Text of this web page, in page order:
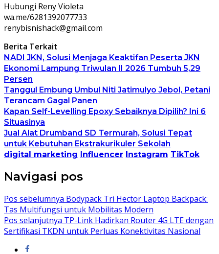
Hubungi Reny Violeta
wa.me/6281392077733
renybisnishack@gmail.com
Berita Terkait
NADI JKN, Solusi Menjaga Keaktifan Peserta JKN
Ekonomi Lampung Triwulan II 2026 Tumbuh 5,29
Persen
Tanggul Embung Umbul Niti Jatimulyo Jebol, Petani
Terancam Gagal Panen
Kapan Self-Levelling Epoxy Sebaiknya Dipilih? Ini 6
Situasinya
Jual Alat Drumband SD Termurah, Solusi Tepat
untuk Kebutuhan Ekstrakurikuler Sekolah
digital marketing Influencer Instagram TikTok
Navigasi pos
Pos sebelumnya Bodypack Tri Hector Laptop Backpack:
Tas Multifungsi untuk Mobilitas Modern
Pos selanjutnya TP-Link Hadirkan Router 4G LTE dengan
Sertifikasi TKDN untuk Perluas Konektivitas Nasional